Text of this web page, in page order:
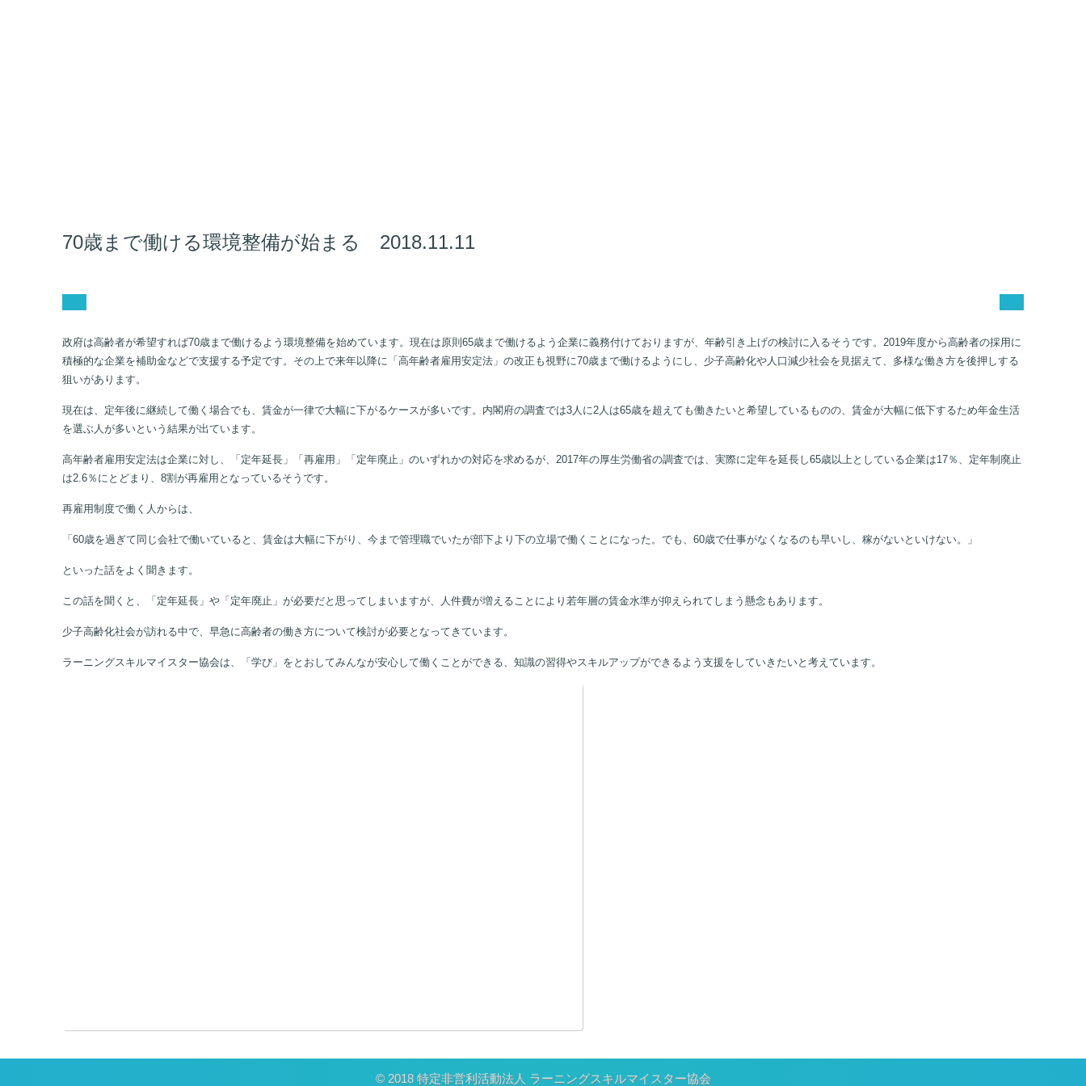
70歳まで働ける環境整備が始まる 2018.11.11
政府は高齢者が希望すれば70歳まで働けるよう環境整備を始めています。現在は原則65歳まで働けるよう企業に義務付けておりますが、年齢引き上げの検討に入るそうです。2019年度から高齢者の採用に
積極的な企業を補助金などで支援する予定です。その上で来年以降に「高年齢者雇用安定法」の改正も視野に70歳まで働けるようにし、少子高齢化や人口減少社会を見据えて、多様な働き方を後押しする
狙いがあります。
現在は、定年後に継続して働く場合でも、賃金が一律で大幅に下がるケースが多いです。内閣府の調査では3人に2人は65歳を超えても働きたいと希望しているものの、賃金が大幅に低下するため年金生活
を選ぶ人が多いという結果が出ています。
高年齢者雇用安定法は企業に対し、「定年延長」「再雇用」「定年廃止」のいずれかの対応を求めるが、2017年の厚生労働省の調査では、実際に定年を延長し65歳以上としている企業は17％、定年制廃止
は2.6％にとどまり、8割が再雇用となっているそうです。
再雇用制度で働く人からは、
「60歳を過ぎて同じ会社で働いていると、賃金は大幅に下がり、今まで管理職でいたが部下より下の立場で働くことになった。でも、60歳で仕事がなくなるのも早いし、稼がないといけない。」
といった話をよく聞きます。
この話を聞くと、「定年延長」や「定年廃止」が必要だと思ってしまいますが、人件費が増えることにより若年層の賃金水準が抑えられてしまう懸念もあります。
少子高齢化社会が訪れる中で、早急に高齢者の働き方について検討が必要となってきています。
ラーニングスキルマイスター協会は、「学び」をとおしてみんなが安心して働くことができる、知識の習得やスキルアップができるよう支援をしていきたいと考えています。
© 2018 特定非営利活動法人 ラーニングスキルマイスター協会